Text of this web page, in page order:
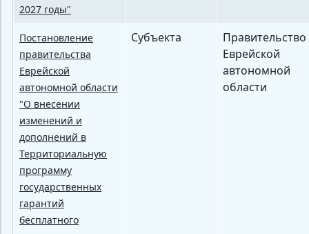
2027 годы"
Постановление
правительства
Еврейской
автономной области
"О внесении
изменений и
дополнений в
Территориальную
программу
государственных
гарантий
бесплатного
Субъекта
Правительство
Еврейской
автономной
области